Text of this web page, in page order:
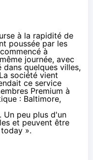
à la rapidité de
poussée par les
à
journée, avec
quelques villes,
société vient
ce service
Premium à
: Baltimore,
Un peu plus d'un
et peuvent être
».